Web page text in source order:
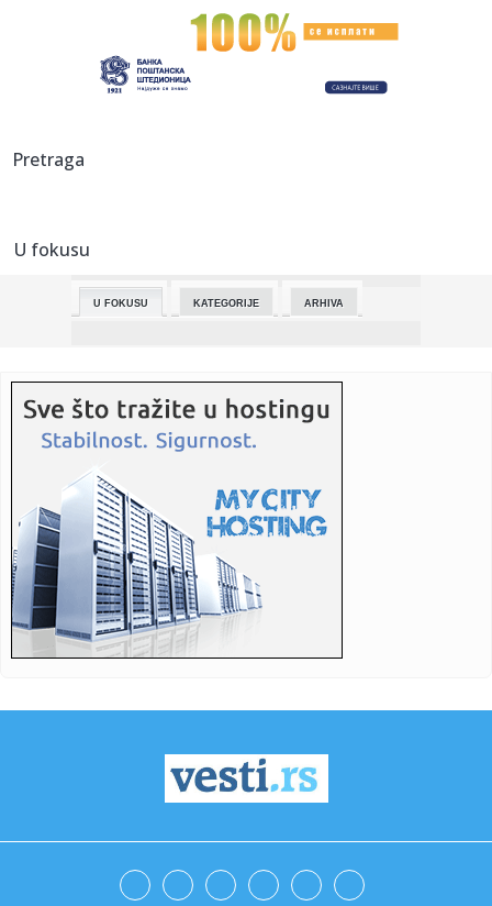
Bioskopski repertoari, 14-20. maj 2026.
00:10:BRANKO ODVEO VALENSIJU NA FAJNAL-FOR: Panatinaikos
Zvezdinog ...
00:01:
00:00:
Stanković jedva zadržao suze: Puno mi je srce, hvala
23:55:ZAKUVALO SE NA TERENU U LOZNICI NAKON POBEDE
ZVEZDE: Umalo velika...
23:49:Valensija od 0:2 do 3:2 - PAO ne ide na F4 Evrolige!
23:47:Oprez! Veoma hladna noć pred nama - preti nam mraz!
23:41:Vojvodina poražena u finalu Kupa nakon izvođenja penala
Ekstra Nena udarila na Evroviziju: "Žene se nude kao
23:14:Jedna navika može da otkrije nevjerne muškarce
Vic dana: Tata i sin
Pretraga
U fokusu
U FOKUSU KATEGORIJE ARHIVA